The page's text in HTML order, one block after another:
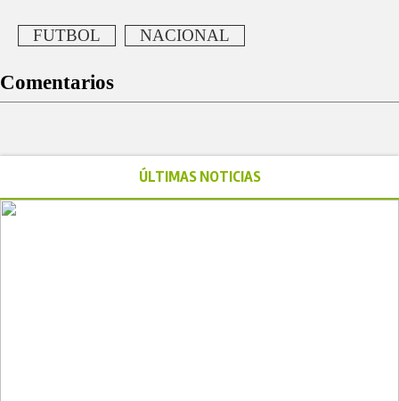
FUTBOL NACIONAL
Comentarios
ÚLTIMAS NOTICIAS